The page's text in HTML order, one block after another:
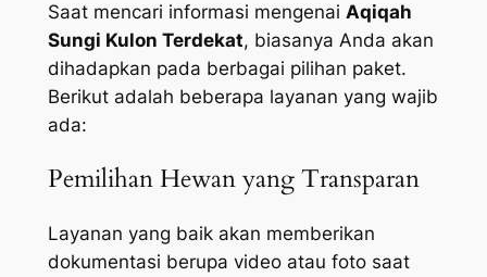
Saat mencari informasi mengenai Aqiqah
Sungi Kulon Terdekat, biasanya Anda akan
dihadapkan pada berbagai pilihan paket.
Berikut adalah beberapa layanan yang wajib
ada:
Pemilihan Hewan yang Transparan
Layanan yang baik akan memberikan
dokumentasi berupa video atau foto saat